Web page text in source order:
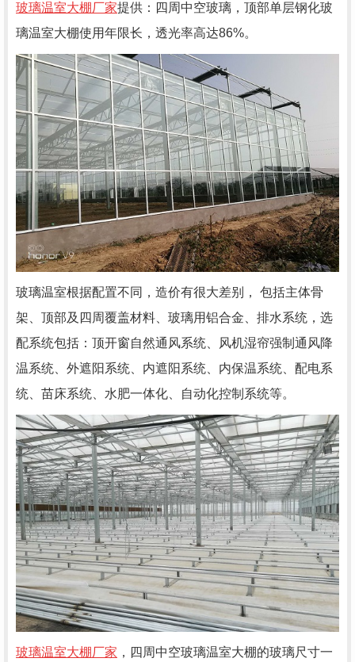
玻璃温室大棚厂家提供：四周中空玻璃，顶部单层钢化玻
璃温室大棚使用年限长，透光率高达86%。
玻璃温室根据配置不同，造价有很大差别，
包括主体骨
架、顶部及四周覆盖材料、玻璃用铝合金、排水系统，选
配系统包括：顶开窗自然通风系统、风机湿帘强制通风降
温系统、外遮阳系统、内遮阳系统、内保温系统、配电系
统、苗床系统、水肥一体化、自动化控制系统等。
玻璃温室大棚厂家 ，四周中空玻璃温室大棚的玻璃尺寸一